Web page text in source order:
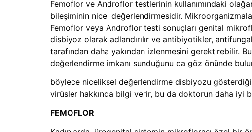
Femoflor ve Androflor testlerinin kullanımındaki
bileşiminin nicel değerlendirmesidir.
Femoflor veya Androflor testi sonuçları genital
disbiyoz olarak adlandırılır ve antibiyotikler,
tarafından daha yakından izlenmesini gerektirebilir.
değerlendirme imkanı sunduğunu da göz önünde
böylece niceliksel değerlendirme disbiyozu
virüsler hakkında bilgi verir, bu da doktorun daha iyi
FEMOFLOR